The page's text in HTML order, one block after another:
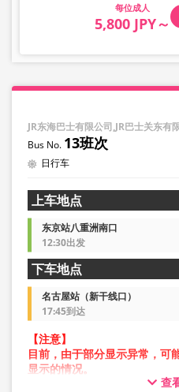
・凌晨1点至5点期间因系统维
・库存情况并非实时显示。
・部分站点可能无法办理乘降
成人
5,800 JPY～
JR东海巴士有限公司,JR巴士关东有
13班次
日行车
上车地点
东京站八重洲南口
12:30出发
下车地点
名古屋站（新干线口）
17:45到达
【注意】
目前，由于部分显示异常，可
显示的情况。
在此情况下，预约操作过程中
查